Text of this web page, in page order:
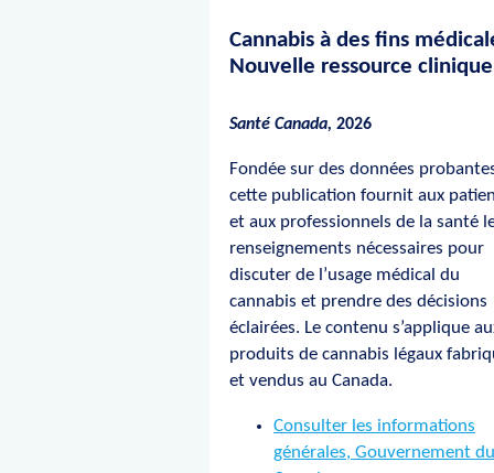
Cannabis à des fins
Nouvelle ressource clinique
Santé Canada, 2026
Fondée sur des données
cette publication fournit aux
et aux professionnels de la santé
renseignements nécessaires pour
discuter de l’usage médical du
cannabis et prendre des décisions
éclairées. Le contenu s’applique
produits de cannabis légaux
et vendus au Canada.
Consulter les informations
générales, Gouvernement du